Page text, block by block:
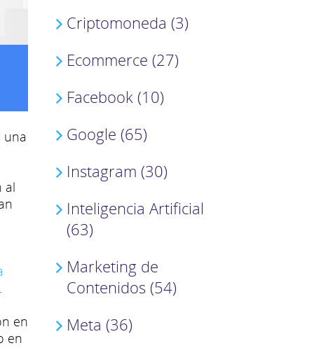
una
al
en
en
Criptomoneda (3)
Ecommerce (27)
Facebook (10)
Google (65)
Instagram (30)
Inteligencia Artificial
(63)
Marketing de
Contenidos (54)
Meta (36)